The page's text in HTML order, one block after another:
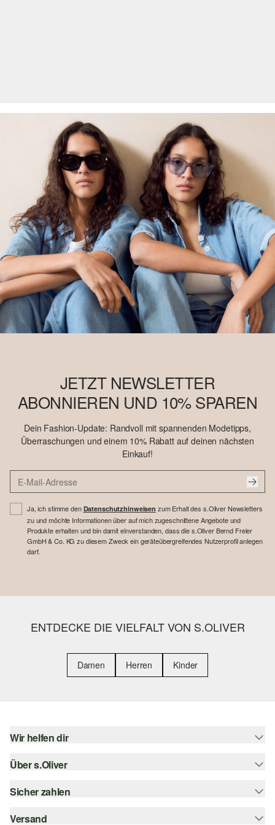
JETZT NEWSLETTER
ABONNIEREN UND 10% SPAREN
Dein Fashion-Update: Randvoll mit spannenden Modetipps,
Überraschungen und einem 10% Rabatt auf deinen nächsten
Einkauf!
Ja, ich stimme den Datenschutzhinweisen zum Erhalt des s.Oliver Newsletters
zu und möchte Informationen über auf mich zugeschnittene Angebote und
Produkte erhalten und bin damit einverstanden, dass die s.Oliver Bernd Freier
GmbH & Co. KG zu diesem Zweck ein geräteübergreifendes Nutzerprofil anlegen
darf.
ENTDECKE DIE VIELFALT VON S.OLIVER
Damen Herren Kinder
Wir helfen dir
Hilfe & FAQ
Größenberatung
Über s.Oliver
s.Oliver Magazin
Whatsapp
Sicher zahlen
Rechnung
Versand